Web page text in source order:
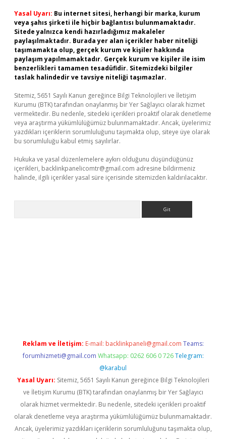
Yasal Uyarı: Bu internet sitesi, herhangi bir marka, kurum
veya şahıs şirketi ile hiçbir bağlantısı bulunmamaktadır.
Sitede yalnızca kendi hazırladığımız makaleler
paylaşılmaktadır. Burada yer alan içerikler haber niteliği
taşımamakta olup, gerçek kurum ve kişiler hakkında
paylaşım yapılmamaktadır. Gerçek kurum ve kişiler ile isim
benzerlikleri tamamen tesadüfidir. Sitemizdeki bilgiler
taslak halindedir ve tavsiye niteliği taşımazlar.
Sitemiz, 5651 Sayılı Kanun gereğince Bilgi Teknolojileri ve İletişim
Kurumu (BTK) tarafından onaylanmış bir Yer Sağlayıcı olarak hizmet
vermektedir. Bu nedenle, sitedeki içerikleri proaktif olarak denetleme
veya araştırma yükümlülüğümüz bulunmamaktadır. Ancak, üyelerimiz
yazdıkları içeriklerin sorumluluğunu taşımakta olup, siteye üye olarak
bu sorumluluğu kabul etmiş sayılırlar.
Hukuka ve yasal düzenlemelere aykırı olduğunu düşündüğünüz
içerikleri, backlinkpanelicomtr@gmail.com adresine bildirmeniz
halinde, ilgili içerikler yasal süre içerisinde sitemizden kaldırılacaktır.
Reklam ve İletişim: E-mail: backlinkpaneli@gmail.com Teams:
forumhizmeti@gmail.com Whatsapp: 0262 606 0 726 Telegram:
@karabul
Yasal Uyarı: Sitemiz, 5651 Sayılı Kanun gereğince Bilgi Teknolojileri
ve İletişim Kurumu (BTK) tarafından onaylanmış bir Yer Sağlayıcı
olarak hizmet vermektedir. Bu nedenle, sitedeki içerikleri proaktif
olarak denetleme veya araştırma yükümlülüğümüz bulunmamaktadır.
Ancak, üyelerimiz yazdıkları içeriklerin sorumluluğunu taşımakta olup,